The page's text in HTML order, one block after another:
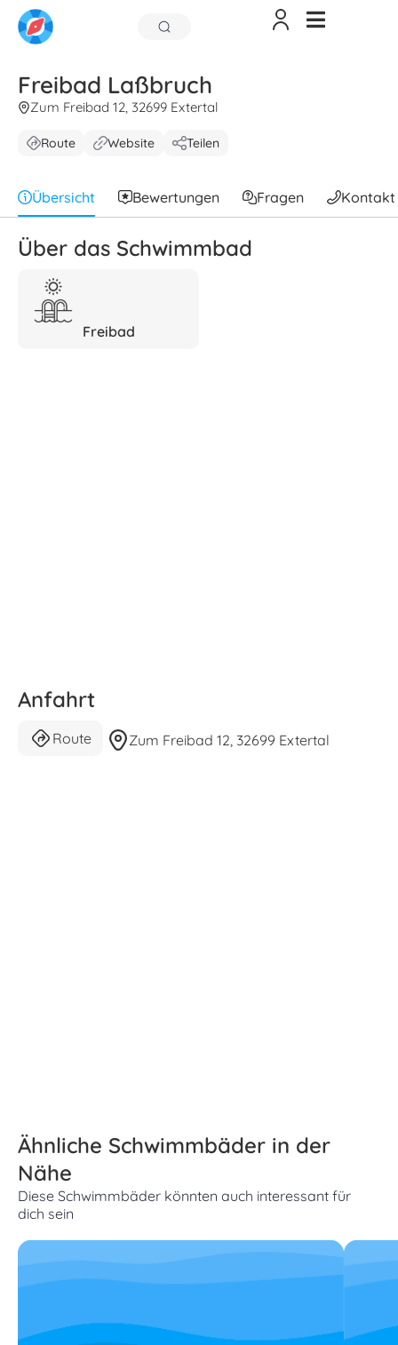
Freibad Laßbruch
Zum Freibad 12, 32699 Extertal
Route Website Teilen
Übersicht Bewertungen Fragen Kontakt
Über das Schwimmbad
Freibad
Anfahrt
Route Zum Freibad 12, 32699 Extertal
Ähnliche Schwimmbäder in der
Nähe
Diese Schwimmbäder könnten auch interessant für
dich sein